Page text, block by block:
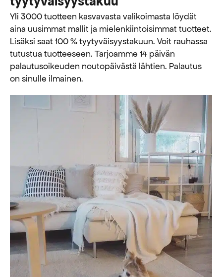
Yli 3000 tuotteen kasvavasta valikoimasta löydät
aina uusimmat mallit ja mielenkiintoisimmat tuotteet.
Lisäksi saat 100 % tyytyväisyystakuun. Voit rauhassa
tutustua tuotteeseen. Tarjoamme 14 päivän
palautusoikeuden noutopäivästä lähtien. Palautus
on sinulle ilmainen.